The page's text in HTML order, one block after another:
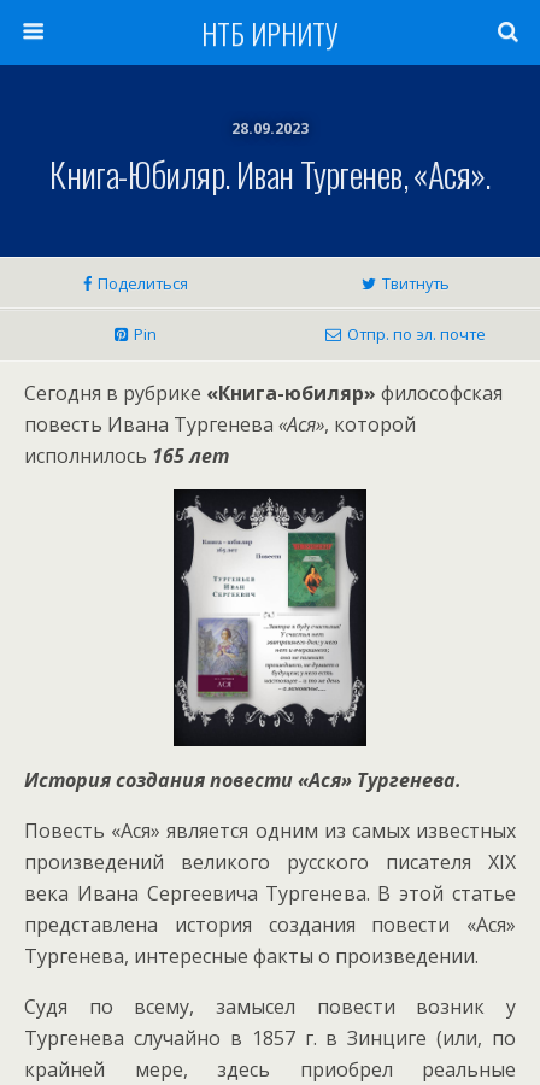
НТБ ИРНИТУ
28.09.2023
Книга-Юбиляр. Иван Тургенев, «Ася».
Поделиться Твитнуть
Pin Отпр. по эл. почте
Сегодня в рубрике «Книга-юбиляр» философская
повесть Ивана Тургенева «Ася», которой
исполнилось 165 лет
История создания повести «Ася» Тургенева.
Повесть «Ася» является одним из самых известных
произведений великого русского писателя XIX
века Ивана Сергеевича Тургенева. В этой статье
представлена история создания повести «Ася»
Тургенева, интересные факты о произведении.
Судя по всему, замысел повести возник у
Тургенева случайно в 1857 г. в Зинциге (или, по
крайней мере, здесь приобрел реальные